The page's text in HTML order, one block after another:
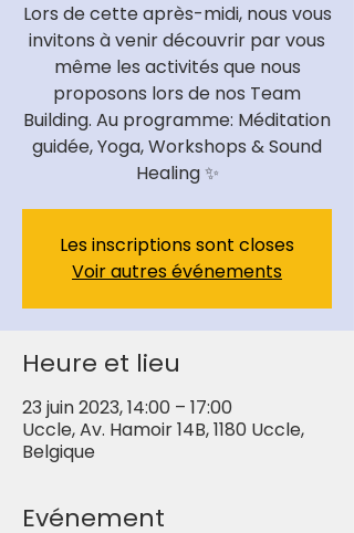
Lors de cette après-midi, nous vous
invitons à venir découvrir par vous
même les activités que nous
proposons lors de nos Team
Building. Au programme: Méditation
guidée, Yoga, Workshops & Sound
Healing ✨
Les inscriptions sont closes
Voir autres événements
Heure et lieu
23 juin 2023, 14:00 – 17:00
Uccle, Av. Hamoir 14B, 1180 Uccle,
Belgique
Evénement